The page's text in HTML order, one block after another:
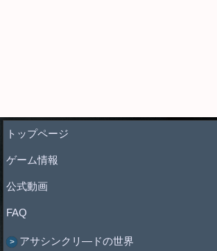
トップページ
ゲーム情報
公式動画
FAQ
アサシンクリ―ドの世界